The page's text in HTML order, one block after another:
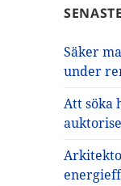
Säker
under
Att söka